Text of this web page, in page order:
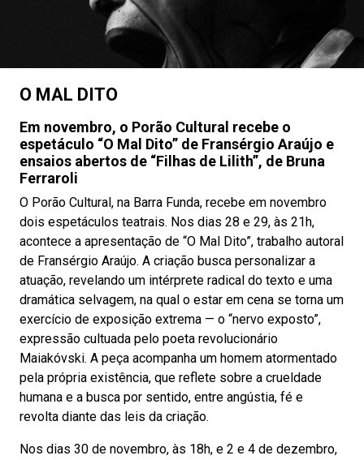
O MAL DITO
Em novembro, o Porão Cultural recebe o
espetáculo “O Mal Dito” de Fransérgio Araújo e
ensaios abertos de “Filhas de Lilith”, de Bruna
Ferraroli
O Porão Cultural, na Barra Funda, recebe em novembro
dois espetáculos teatrais. Nos dias 28 e 29, às 21h,
acontece a apresentação de “O Mal Dito”, trabalho autoral
de Fransérgio Araújo. A criação busca personalizar a
atuação, revelando um intérprete radical do texto e uma
dramática selvagem, na qual o estar em cena se torna um
exercício de exposição extrema — o “nervo exposto”,
expressão cultuada pelo poeta revolucionário
Maiakóvski. A peça acompanha um homem atormentado
pela própria existência, que reflete sobre a crueldade
humana e a busca por sentido, entre angústia, fé e
revolta diante das leis da criação.
Nos dias 30 de novembro, às 18h, e 2 e 4 de dezembro,